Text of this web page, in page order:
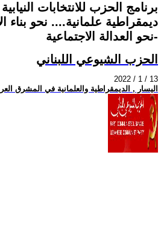
ديمقراطية علمانية.... نحو بناء
نحو العدالة الاجتماعية-
الحزب الشيوعي اللبناني
2022 / 1 / 13
اليسار , الديمقراطية والعلمانية في المشرق